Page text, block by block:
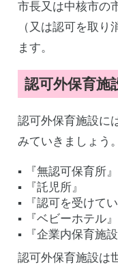
市長又は中核市の
（又は認可を取
ます。
認可外保育施
認可外保育施設に
みていきましょう。
▪️ 『無認可保育所』
▪️ 『託児所』
▪️ 『認可を受けて
▪️ 『ベビーホテル』
▪️ 『企業内保育施
認可外保育施設は